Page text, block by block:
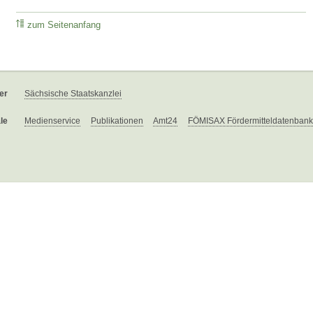
zum Seitenanfang
Sächsische Staatskanzlei
Medienservice Publikationen Amt24 FÖMISAX Fördermitteldatenbank